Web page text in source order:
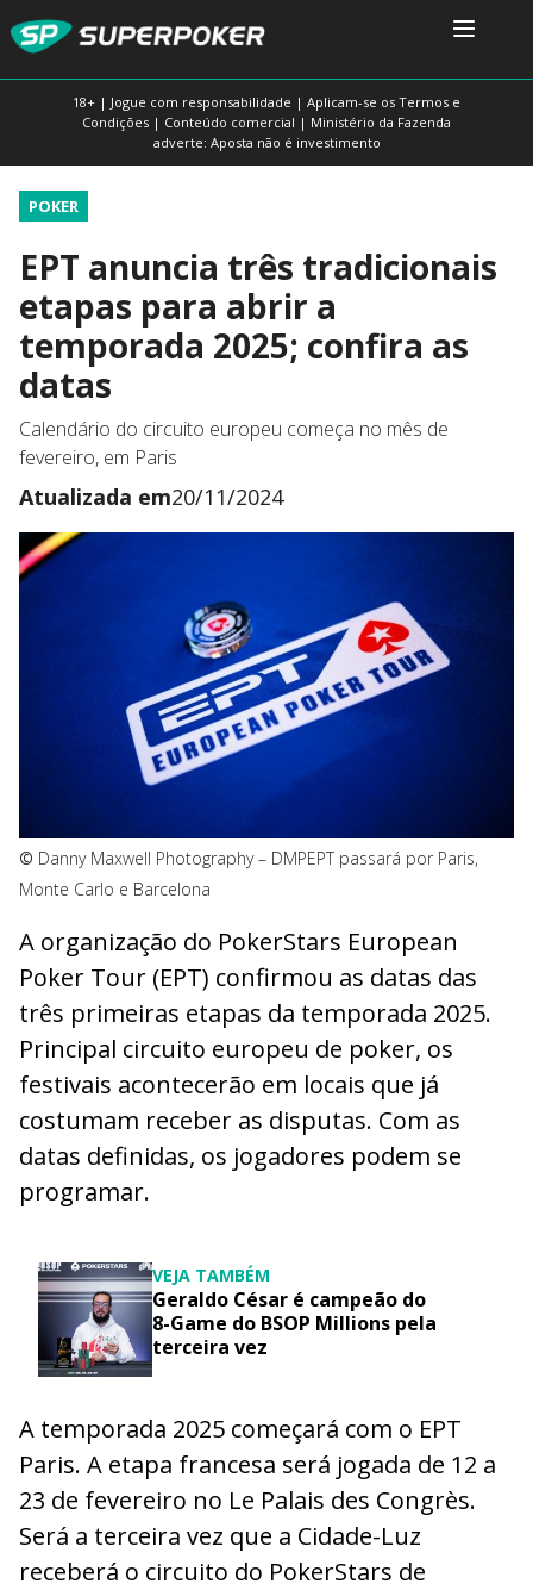
18+ | Jogue com responsabilidade | Aplicam-se os Termos e
Condições | Conteúdo comercial | Ministério da Fazenda
adverte: Aposta não é investimento
POKER
EPT anuncia três tradicionais
etapas para abrir a
temporada 2025; confira as
datas
Calendário do circuito europeu começa no mês de
fevereiro, em Paris
Atualizada em20/11/2024
© Danny Maxwell Photography – DMPEPT passará por Paris,
Monte Carlo e Barcelona
A organização do PokerStars European
Poker Tour (EPT) confirmou as datas das
três primeiras etapas da temporada 2025.
Principal circuito europeu de poker, os
festivais acontecerão em locais que já
costumam receber as disputas. Com as
datas definidas, os jogadores podem se
programar.
VEJA TAMBÉM
Geraldo César é campeão do
8-Game do BSOP Millions pela
terceira vez
A temporada 2025 começará com o EPT
Paris. A etapa francesa será jogada de 12 a
23 de fevereiro no Le Palais des Congrès.
Será a terceira vez que a Cidade-Luz
receberá o circuito do PokerStars de